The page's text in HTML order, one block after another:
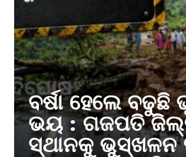
ବର୍ଷା ହେଲେ
ଭୟ : ଗଜପତି
ସ୍ଥାନକୁ ଭୁସ୍ଖଳନ